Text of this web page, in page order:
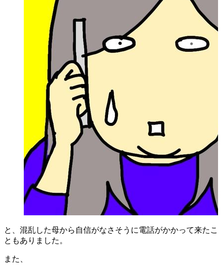
と、混乱した母から自信がなさそうに電話がかかって来たこ
ともありました。
また、